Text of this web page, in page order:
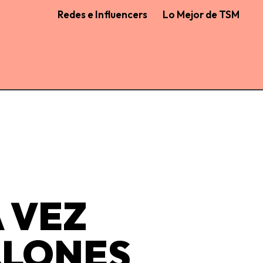
Redes e Influencers Lo Mejor de TSM
VEZ